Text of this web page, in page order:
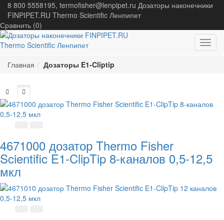
8 800 5558195, termofisher@lenpipet.ru Дозаторы наконечники
FINPIPET.RU Thermo Scientific Ленпипет
Сравнить (0)
Главная
Дозаторы E1-Cliptip
4671000 дозатор Thermo Fisher
Scientific E1-ClipTip 8-каналов 0,5-12,5
мкл